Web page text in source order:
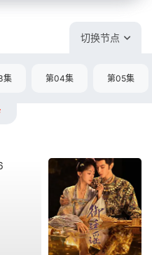
切换节点
集 第04集 第05集